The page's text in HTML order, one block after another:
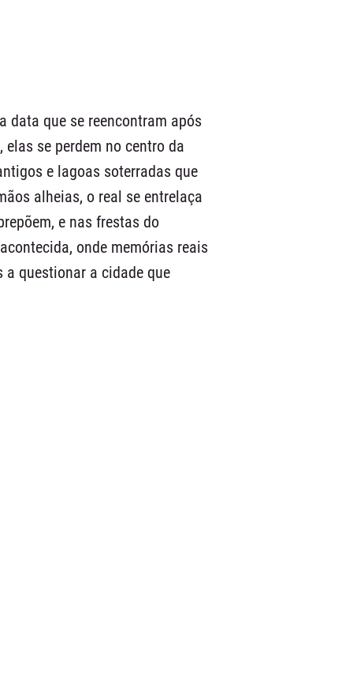
data que se reencontram após
se perdem no centro da
e lagoas soterradas que
alheias, o real se entrelaça
e nas frestas do
onde memórias reais
a questionar a cidade que